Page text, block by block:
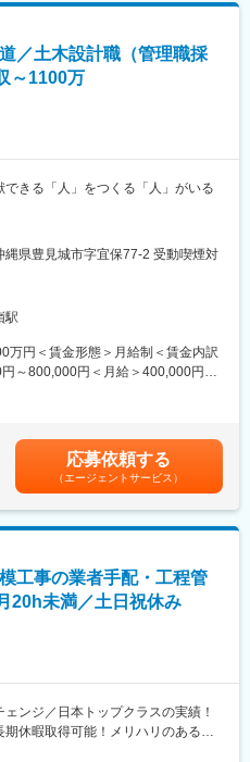
長期休暇を取ることも可能です。
ることからオンオフがつけやすい
／土木設計職（管理職採
～1100万
きる「人」をつくる「人」がいる
エンジニアリングは、持続して「提
に提供するため、社員の成長が経
ております。原点は“人”です。
“人”がつくります。社員とその家族
展できるよう、“人”の採用・育成に
の伝承、教育
ムでプロジェクトを進めることも
ご提案/コンサルティング実施
在籍
縄県豊見城市字宜保77-2 受動喫煙対
駅
万円＜賃金形態＞月給制＜賃金内訳
～800,000円＜月給＞400,000円～
格手当、技能手当などを支給■昇
回（7、12月／実績：1.5～2か月）
あり、選考を通じて上下する可能
定手当を含めた表記です。
応募依頼する
（エージェントサービス）
工事の業者手配・工程管
20h未満／土日祝休み
ンジ／日本トップクラスの実績！
休暇取得可能！メリハリのある働